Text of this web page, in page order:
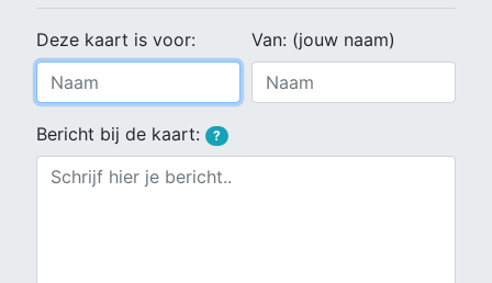
Deze kaart is voor: Van: (jouw naam)
Bericht bij de kaart: ?